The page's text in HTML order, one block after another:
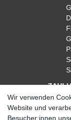
Wir verwenden
Website und
Besucher:innen